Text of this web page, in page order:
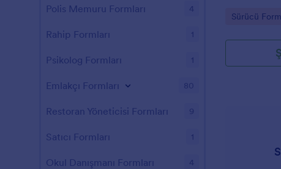
yardımcı
Go to
Sürücü
Polis Memuru Formları 4
Rahip Formları 1
Psikolog Formları 1
Emlakçı Formları 80
Restoran Yöneticisi Formları 9
Satıcı Formları 1
Okul Danışmanı Formları 4